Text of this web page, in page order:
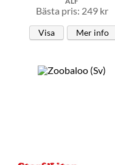
Bästa pris: 249 kr
Visa Mer info